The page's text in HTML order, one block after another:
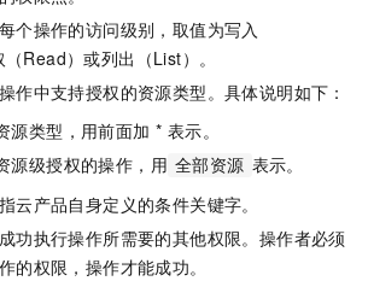
个操作的访问级别，取值为写入
（Read）或列出（List）。
作中支持授权的资源类型。具体说明如下：
源类型，用前面加 * 表示。
源级授权的操作，用 全部资源 表示。
云产品自身定义的条件关键字。
功执行操作所需要的其他权限。操作者必须
的权限，操作才能成功。